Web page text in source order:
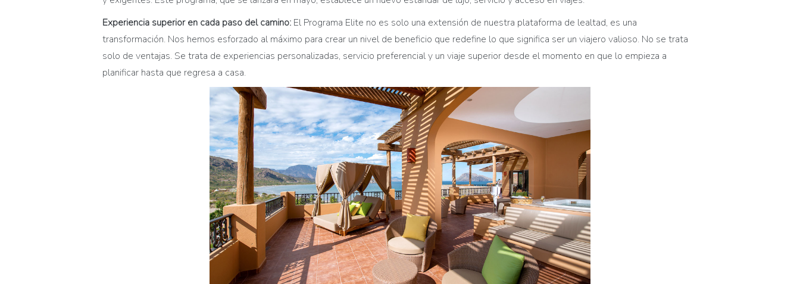
Experiencia superior en cada paso del camino: El Programa Elite no es solo una extensión de nuestra plataforma de lealtad, es una
transformación. Nos hemos esforzado al máximo para crear un nivel de beneficio que redefine lo que significa ser un viajero valioso. No se trata
solo de ventajas. Se trata de experiencias personalizadas, servicio preferencial y un viaje superior desde el momento en que lo empieza a
planificar hasta que regresa a casa.